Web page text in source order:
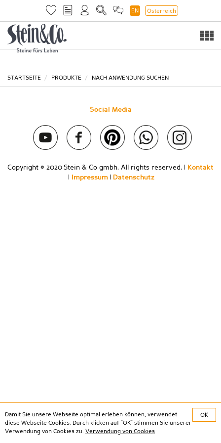
EN Österreich
STARTSEITE PRODUKTE NACH ANWENDUNG SUCHEN
Social Media
Copyright © 2020 Stein & Co gmbh. All rights reserved. |
Kontakt
Impressum Datenschutz
Damit Sie unsere Webseite optimal erleben können, verwendet
diese Webseite Cookies. Durch klicken auf "OK" stimmen Sie unserer
Verwendung von Cookies zu. Verwendung von Cookies
OK